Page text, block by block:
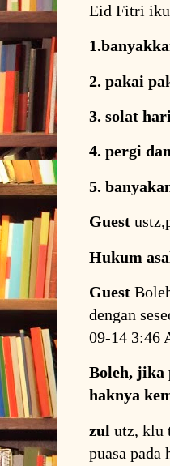
Eid Fitri
2. pakai
3. solat
4. pergi
5.
Guest
Hukum
Guest
dengan
09-14 3:46
Boleh, jika
haknya
zul utz, klu
puasa pada